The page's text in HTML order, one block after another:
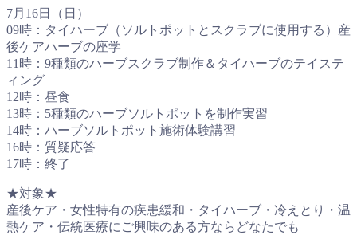
7月16日（日）
09時：タイハーブ（ソルトポットとスクラブに使用する）産
後ケアハーブの座学
11時：9種類のハーブスクラブ制作＆タイハーブのテイステ
ィング
12時：昼食
13時：5種類のハーブソルトポットを制作実習
14時：ハーブソルトポット施術体験講習
16時：質疑応答
17時：終了
★対象★
産後ケア・女性特有の疾患緩和・タイハーブ・冷えとり・温
熱ケア・伝統医療にご興味のある方ならどなたでも